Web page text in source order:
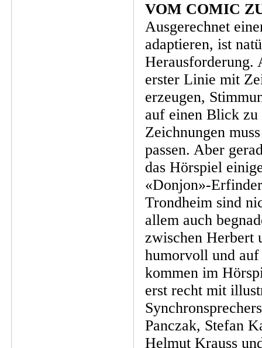
VOM COMIC
Ausgerechnet
adaptieren, ist
Herausforderung.
erster Linie mit
erzeugen,
auf einen Blick zu
Zeichnungen
passen. Aber
das Hörspiel
«Donjon»-
Trondheim sind
allem auch
zwischen Herbert
humorvoll und auf
kommen im
erst recht mit
Panczak, Stefan
Helmut Krauss